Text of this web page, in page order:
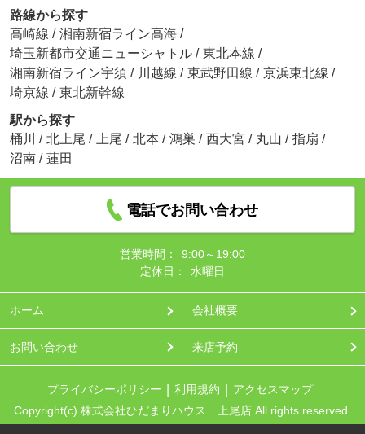
路線から探す
高崎線 / 湘南新宿ライン高海 /
埼玉新都市交通ニューシャトル / 東北本線 /
湘南新宿ライン宇須 / 川越線 / 東武野田線 / 京浜東北線 /
埼京線 / 東北新幹線
駅から探す
桶川
/ 北上尾 / 上尾 / 北本 / 鴻巣 / 西大宮 / 丸山 / 指扇 /
沼南 / 蓮田
電話でお問い合わせ
営業時間：
9:00～19:00
定休日：
水曜日
ホーム 会社概要
お問い合わせ 来店予約
プライバシーポリシー 利用規約
アクセスマップ
Copyright(c) 株式会社ひだまりハウス 上尾店 All rights reserved.